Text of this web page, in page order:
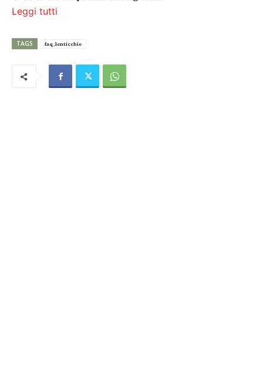
Leggi tutti
TAGS faq_lenticchie